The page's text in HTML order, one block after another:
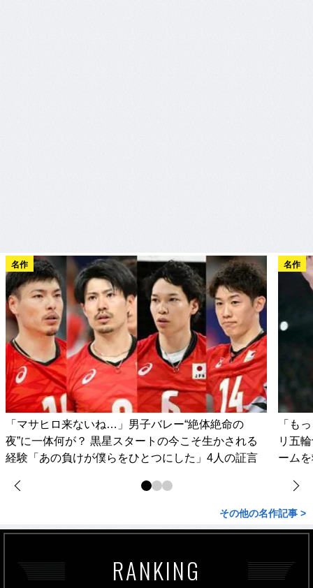
名作
「マサヒロ来ないね…」男子バレー“絶体絶命の
夜”に一体何が？ 黒星スタートの今こそ生かされる
経験「あの負けが僕らをひとつにした」4人の証言
名作
「も
リ五
ーム
その他の名作記事 >
RANKING